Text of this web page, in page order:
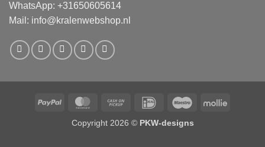
WhatsApp: +31650605614
Mail: info@kralenwebshop.nl
PayPal MasterCardCash
Pickup
IDeal Maestro Mollie
Copyright 2026 © PKW-designs